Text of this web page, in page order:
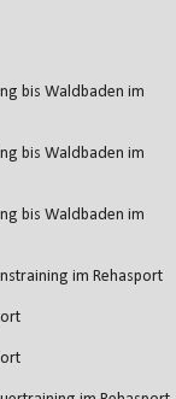
bis Waldbaden im
bis Waldbaden im
bis Waldbaden im
im Rehasport